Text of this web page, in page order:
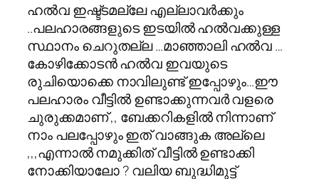
ഹല്‍വ ഇഷ്ട്ടമല്ലേ എല്ലാവര്‍ക്കും
..പലഹാരങ്ങളുടെ ഇടയില്‍ ഹല്‍വക്കുള്ള
സ്ഥാനം ചെറുതല്ല …മാഞ്ഞാലി ഹല്‍വ …
കോഴിക്കോടന്‍ ഹല്‍വ ഇവയുടെ
രുചിയൊക്കെ നാവിലുണ്ട് ഇപ്പോഴും…ഈ
പലഹാരം വീട്ടില്‍ ഉണ്ടാക്കുന്നവര്‍ വളരെ
ചുരുക്കമാണ് ,, ബേക്കറികളില്‍ നിന്നാണ്
നാം പലപ്പോഴും ഇത് വാങ്ങുക അല്ലെ
,,,എന്നാല്‍ നമുക്കിത് വീട്ടില്‍ ഉണ്ടാക്കി
നോക്കിയാലോ ? വലിയ ബുദ്ധിമുട്ട്